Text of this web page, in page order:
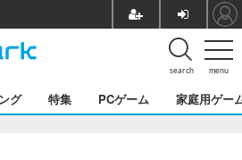
menu
search
グ 特集 PCゲーム 家庭用ゲー